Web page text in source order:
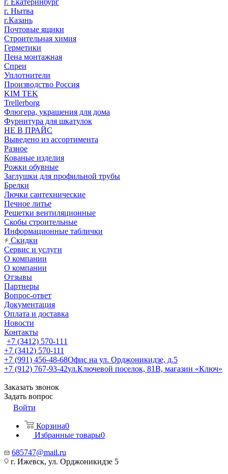
г. Екатеринбург
г. Нытва
г.Казань
Почтовые ящики
Строительная химия
Герметики
Пена монтажная
Спреи
Уплотнители
Производство Россия
KIM TEK
Trellerborg
Флюгера, украшения для дома
Фурнитура для шкатулок
НЕ В ПРАЙС
Выведено из ассортимента
Разное
Кованые изделия
Рожки обувные
Заглушки для профильной трубы
Брелки
Лючки сантехнические
Печное литье
Решетки вентиляционные
Скобы строительные
Информационные таблички
Скидки
Сервис и услуги
О компании
О компании
Отзывы
Партнеры
Вопрос-ответ
Документация
Оплата и доставка
Новости
Контакты
+7 (3412) 570-111
+7 (3412) 570-111
+7 (991) 456-48-68Офис на ул. Орджоникидзе, д.5
+7 (912) 767-93-42ул.Ключевой поселок, 81В, магазин «Ключ»
Заказать звонок
Задать вопрос
Войти
Корзина0
Избранные товары0
685747@mail.ru
г. Ижевск, ул. Орджоникидзе 5